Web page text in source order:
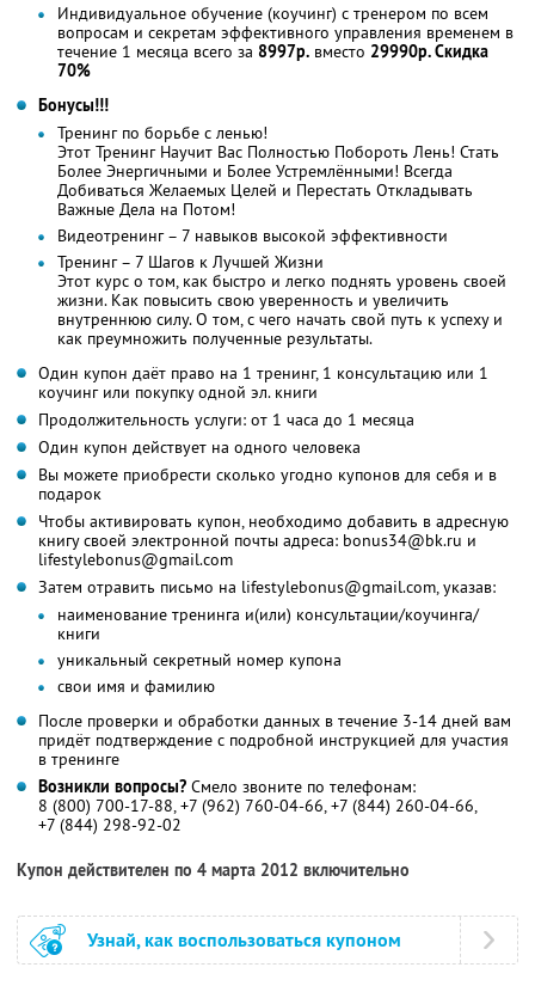
Индивидуальное обучение (коучинг) с тренером по всем
вопросам и секретам эффективного управления временем в
течение 1 месяца всего за 8997р. вместо 29990р. Скидка
70%
Бонусы!!!
Тренинг по борьбе с ленью!
Этот Тренинг Научит Вас Полностью Побороть Лень! Стать
Более Энергичными и Более Устремлёнными! Всегда
Добиваться Желаемых Целей и Перестать Откладывать
Важные Дела на Потом!
Видеотренинг – 7 навыков высокой эффективности
Тренинг – 7 Шагов к Лучшей Жизни
Этот курс о том, как быстро и легко поднять уровень своей
жизни. Как повысить свою уверенность и увеличить
внутреннюю силу. О том, с чего начать свой путь к успеху и
как преумножить полученные результаты.
Один купон даёт право на 1 тренинг, 1 консультацию или 1
коучинг или покупку одной эл. книги
Продолжительность услуги: от 1 часа до 1 месяца
Один купон действует на одного человека
Вы можете приобрести сколько угодно купонов для себя и в
подарок
Чтобы активировать купон, необходимо добавить в адресную
книгу своей электронной почты адреса: bonus34@bk.ru и
lifestylebonus@gmail.com
Затем отравить письмо на lifestylebonus@gmail.com, указав:
наименование тренинга и(или) консультации/коучинга/
книги
уникальный секретный номер купона
свои имя и фамилию
После проверки и обработки данных в течение 3-14 дней вам
придёт подтверждение с подробной инструкцией для участия
в тренинге
Возникли вопросы? Смело звоните по телефонам:
8 (800) 700-17-88,+7 (962) 760-04-66,+7 (844) 260-04-66,
+7 (844) 298-92-02
Купон действителен по 4 марта 2012 включительно
Узнай, как воспользоваться купоном